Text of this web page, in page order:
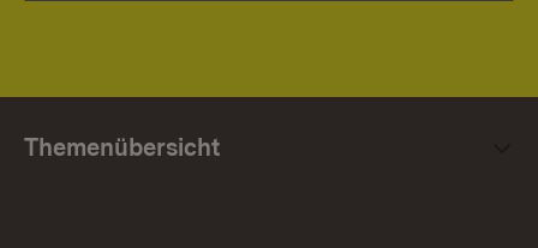
Themenübersicht